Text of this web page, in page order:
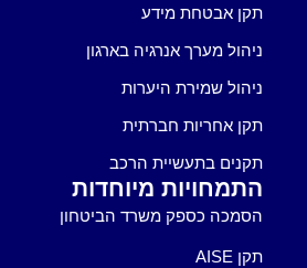
תקן אבטחת מידע
ניהול מערך אנרגיה בארגון
ניהול שמירת היערות
תקן אחריות חברתית
תקנים בתעשיית הרכב
התמחויות מיוחדות
הסמכה כספק משרד הביטחון
תקן AISE